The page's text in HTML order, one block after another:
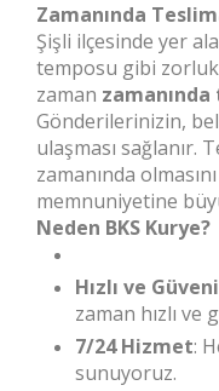
Zamanında
Şişli ilçesinde yer
temposu gibi
zaman
Gönderilerinizin,
ulaşması sağlanır.
zamanında
memnuniyetine
Neden BKS Kurye?
Hızlı ve
zaman hızlı
7/24 Hizmet:
sunuyoruz.